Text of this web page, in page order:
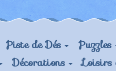
Piste de Dés Puzzles
Décorations Loisirs